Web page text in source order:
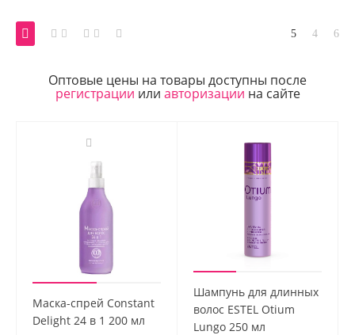
Оптовые цены на товары доступны после
регистрации или авторизации на сайте
Маска-спрей Constant
Delight 24 в 1 200 мл
Шампунь для длинных
волос ESTEL Otium
Lungo 250 мл